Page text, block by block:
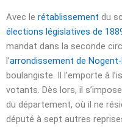
Avec le rétablissement du
élections législatives de
mandat dans la seconde
l’arrondissement de
boulangiste. Il l’emporte à
votants. Dès lors, il
du département, où il ne
député à sept autres